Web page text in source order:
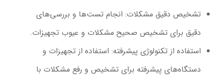
تشخیص دقیق مشکلات: انجام تست‌ها و بررسی‌های
دقیق برای تشخیص صحیح مشکلات و عیوب تجهیزات.
استفاده از تکنولوژی پیشرفته: استفاده از تجهیزات و
دستگاه‌های پیشرفته برای تشخیص و رفع مشکلات با